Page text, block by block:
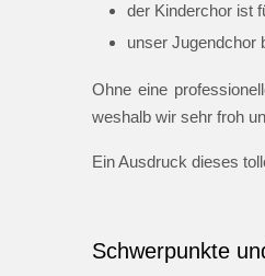
der Kinderchor ist
unser Jugendchor
Ohne eine
weshalb wir sehr froh
Ein Ausdruck dieses
Schwerpunkte